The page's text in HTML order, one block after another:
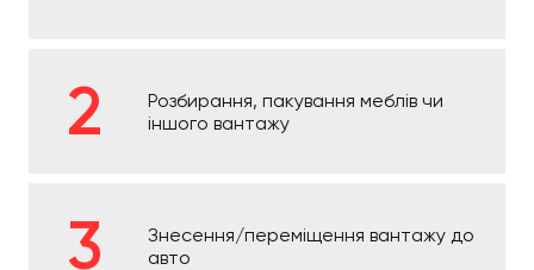
Розбирання, пакування меблів чи
іншого вантажу
Знесення/переміщення вантажу до
авто